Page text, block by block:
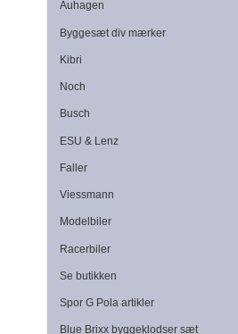
Auhagen
Byggesæt div mærker
Kibri
Noch
Busch
ESU & Lenz
Faller
Viessmann
Modelbiler
Racerbiler
Se butikken
Spor G Pola artikler
Blue Brixx byggeklodser sæt